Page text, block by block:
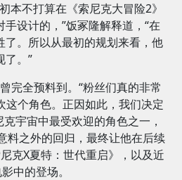
本不打算在《索尼克大冒险2》
设计的，”饭冢隆解释道，“在
了。所以从最初的规划来看，他
了。”
完全预料到。“粉丝们真的非常
这个角色。正因如此，我们决定
宇宙中最受欢迎的角色之一，
料之外的回归，最终让他在后续
克X夏特：世代重启》，以及近
中的登场。